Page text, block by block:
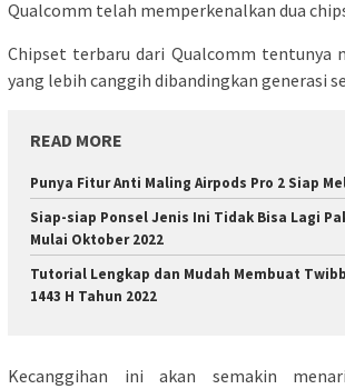
Qualcomm telah memperkenalkan dua
Chipset terbaru dari Qualcomm tentunya
yang lebih canggih dibandingkan generasi
READ MORE
Punya Fitur Anti Maling Airpods Pro 2 Siap
Siap-siap Ponsel Jenis Ini Tidak Bisa Lagi
Mulai Oktober 2022
Tutorial Lengkap dan Mudah Membuat
1443 H Tahun 2022
Kecanggihan ini akan semakin